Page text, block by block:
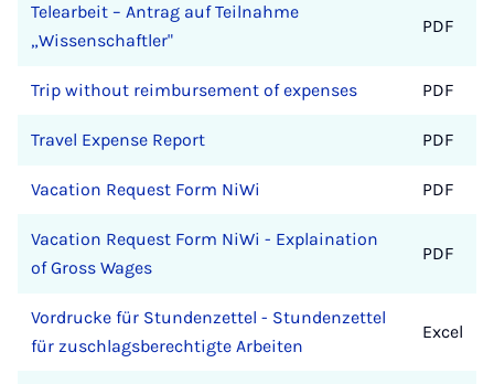
Telearbeit – Antrag auf Teilnahme
„Wissenschaftler"
PDF
Trip without reimbursement of expenses PDF
Travel Expense Report PDF
Vacation Request Form NiWi PDF
Vacation Request Form NiWi - Explaination
of Gross Wages
PDF
Vordrucke für Stundenzettel - Stundenzettel
für zuschlagsberechtigte Arbeiten
Excel